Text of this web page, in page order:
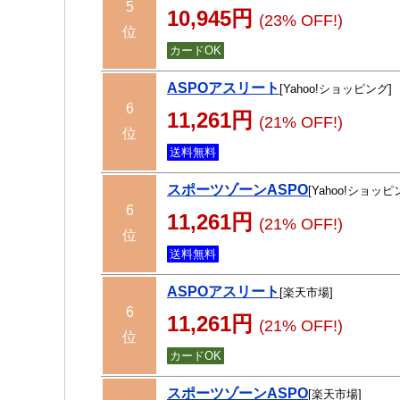
5
位
10,945円 (23% OFF!)
カードOK
6
位
ASPOアスリート [Yahoo!ショッピング]
11,261円 (21% OFF!)
送料無料
6
位
スポーツゾーンASPO[Yahoo!ショッピ
11,261円 (21% OFF!)
送料無料
6
位
ASPOアスリート [楽天市場]
11,261円 (21% OFF!)
カードOK
スポーツゾーンASPO[楽天市場]